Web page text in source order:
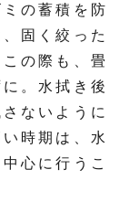
の蓄積を防
固く絞った
の際も、畳
。水拭き後
ないように
時期は、水
心に行うこ